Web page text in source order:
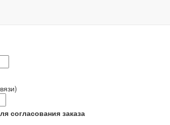
согласования заказа